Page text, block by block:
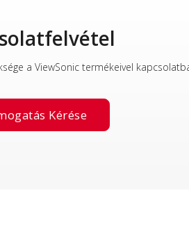
a ViewSonic termékeivel
Kérése